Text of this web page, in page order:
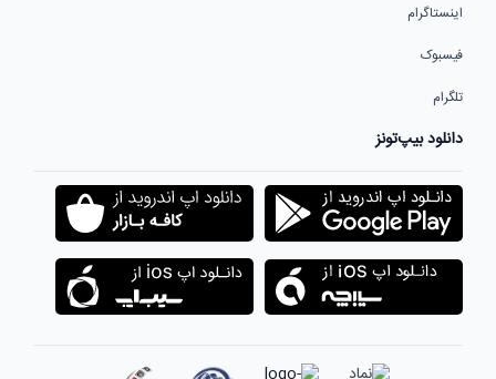
اینستاگرام
فیسبوک
تلگرام
دانلود بیپ‌تونز